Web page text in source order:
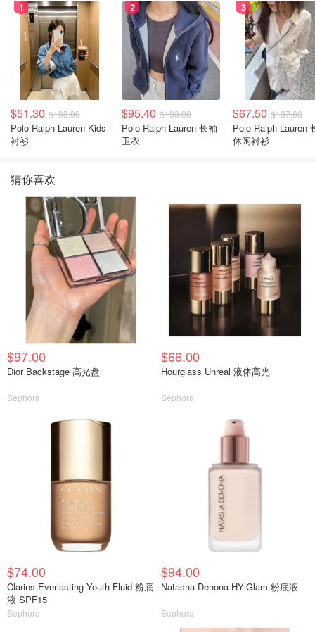
1
$51.30 $103.00
Polo Ralph Lauren Kids
衬衫
2
$95.40 $193.00
Polo Ralph Lauren 长袖
卫衣
3
$67.50 $137.00
Polo Ralph Lauren
休闲衬衫
猜你喜欢
$97.00
Dior Backstage 高光盘
Sephora
$66.00
Hourglass Unreal 液体高光
Sephora
$74.00
Clarins Everlasting Youth Fluid 粉底
液 SPF15
Sephora
$94.00
Natasha Denona HY-Glam 粉底液
Sephora